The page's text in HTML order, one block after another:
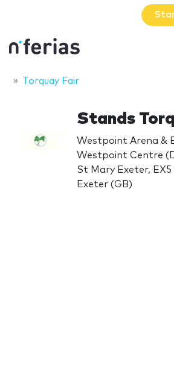
Torquay Fair
Stands
Westpoint Arena &
Westpoint Centre
St Mary Exeter, EX5
Exeter (GB)